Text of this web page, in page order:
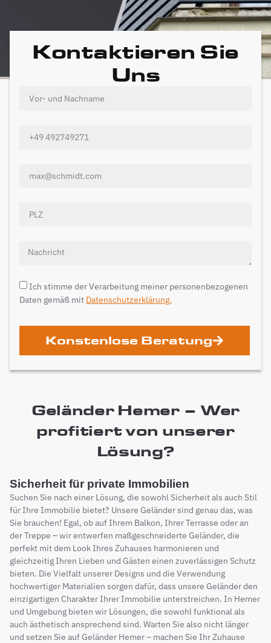
Kontaktieren Sie
Uns
Ich stimme der Verarbeitung meiner personenbezogenen
Daten gemäß mit Datenschutzerklärung.
Konstenlose Beratung
Geländer Hemer – Wer
profitiert von unserer
Lösung?
Sicherheit für private Immobilien
Suchen Sie nach einer Lösung, die sowohl Sicherheit als auch Stil
für Ihre Immobilie bietet? Unsere Geländer sind genau das, was
Sie brauchen! Egal, ob auf Ihrem Balkon, Ihrer Terrasse oder an
der Treppe – wir entwerfen maßgeschneiderte Geländer, die
perfekt mit dem Look Ihres Zuhauses harmonieren und
gleichzeitig Ihren Lieben und Gästen einen zuverlässigen Schutz
bieten. Die Vielfalt unserer Designs und die Verwendung
hochwertiger Materialien sorgen dafür, dass unsere Geländer den
einzigartigen Charakter Ihrer Immobilie unterstreichen. In Hemer
und Umgebung bieten wir Lösungen, die sowohl funktional als
auch ästhetisch ansprechend sind. Warten Sie also nicht länger
und setzen Sie auf Geländer Hemer – machen Sie Ihr Zuhause